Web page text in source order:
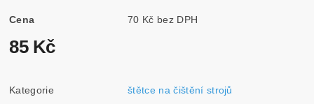
Cena 70 Kč bez DPH
85 Kč
Kategorie štětce na čištění strojů